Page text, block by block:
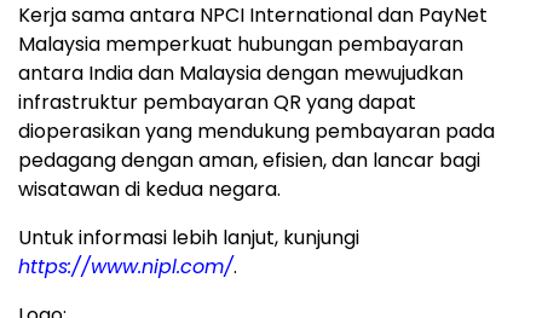
Kerja sama antara NPCI International dan PayNet
Malaysia memperkuat hubungan pembayaran
antara India dan Malaysia dengan mewujudkan
infrastruktur pembayaran QR yang dapat
dioperasikan yang mendukung pembayaran pada
pedagang dengan aman, efisien, dan lancar bagi
wisatawan di kedua negara.
Untuk informasi lebih lanjut, kunjungi
https://www.nipl.com/.